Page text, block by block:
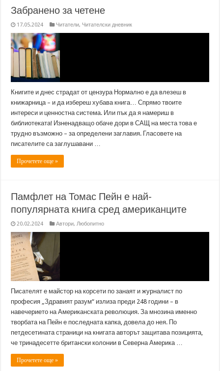
Забранено за четене
17.05.2024 Читатели, Читателски дневник
Книгите и днес страдат от цензура Нормално е да влезеш в
книжарница – и да избереш хубава книга… Спрямо твоите
интереси и ценностна система. Или пък да я намериш в
библиотеката! Изненадващо обаче дори в САЩ на места това е
трудно възможно – за определени заглавия. Гласовете на
писателите са заглушавани …
Прочетете още »
Памфлет на Томас Пейн е най-
популярната книга сред американците
20.02.2024 Автори,Любопитно
Писателят е майстор на корсети по занаят и журналист по
професия „Здравият разум“ излиза преди 248 години – в
навечерието на Американската революция. За мнозина именно
творбата на Пейн е последната капка, довела до нея. По
петдесетината страници на книгата авторът защитава позицията,
че тринадесетте британски колонии в Северна Америка …
Прочетете още »